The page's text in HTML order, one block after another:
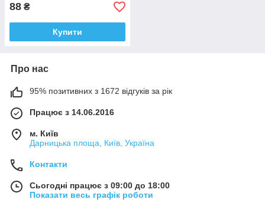
88 ₴
Купити
Про нас
95% позитивних з 1672 відгуків за рік
Працює з 14.06.2016
м. Київ
Дарницька площа, Київ, Україна
Контакти
Сьогодні працює з 09:00 до 18:00
Показати весь графік роботи